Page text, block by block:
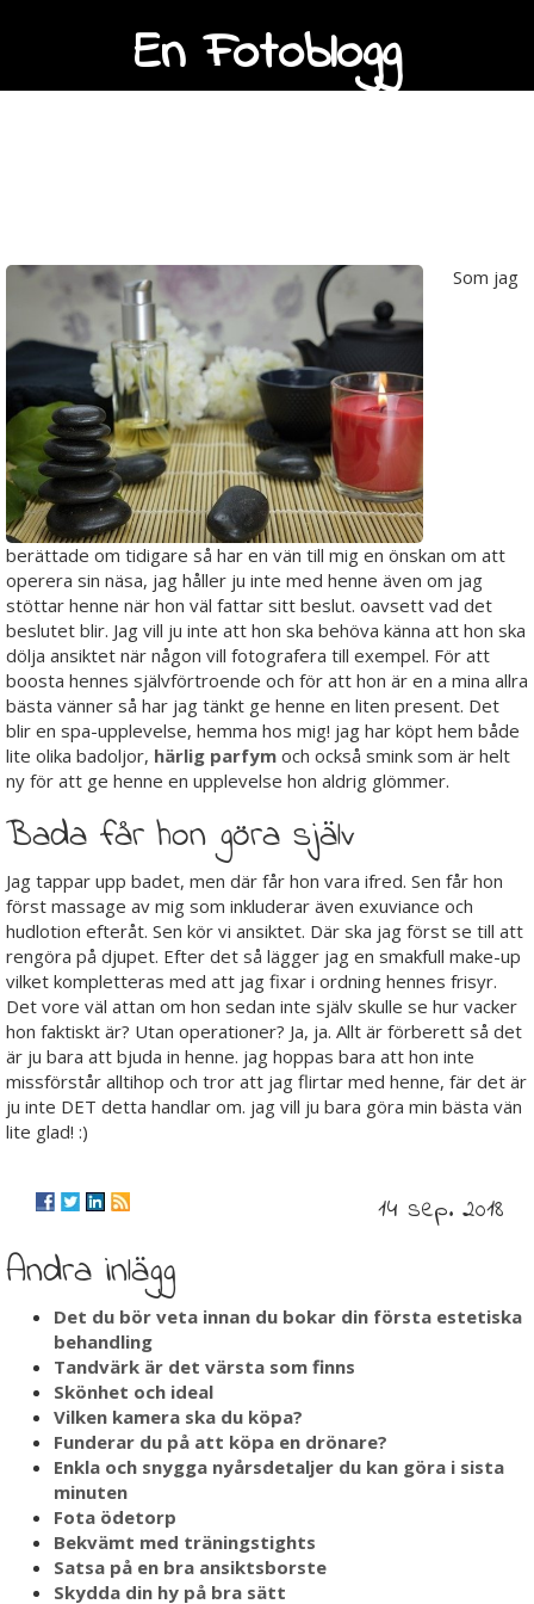
En Fotoblogg
Som jag
berättade om tidigare så har en vän till mig en önskan om att
operera sin näsa, jag håller ju inte med henne även om jag
stöttar henne när hon väl fattar sitt beslut. oavsett vad det
beslutet blir. Jag vill ju inte att hon ska behöva känna att hon ska
dölja ansiktet när någon vill fotografera till exempel. För att
boosta hennes självförtroende och för att hon är en a mina allra
bästa vänner så har jag tänkt ge henne en liten present. Det
blir en spa-upplevelse, hemma hos mig! jag har köpt hem både
lite olika badoljor, härlig parfym och också smink som är helt
ny för att ge henne en upplevelse hon aldrig glömmer.
Bada får hon göra själv
Jag tappar upp badet, men där får hon vara ifred. Sen får hon
först massage av mig som inkluderar även exuviance och
hudlotion efteråt. Sen kör vi ansiktet. Där ska jag först se till att
rengöra på djupet. Efter det så lägger jag en smakfull make-up
vilket kompletteras med att jag fixar i ordning hennes frisyr.
Det vore väl attan om hon sedan inte själv skulle se hur vacker
hon faktiskt är? Utan operationer? Ja, ja. Allt är förberett så det
är ju bara att bjuda in henne. jag hoppas bara att hon inte
missförstår alltihop och tror att jag flirtar med henne, fär det är
ju inte DET detta handlar om. jag vill ju bara göra min bästa vän
lite glad! :)
14 sep. 2018
Andra inlägg
Det du bör veta innan du bokar din första estetiska
behandling
Tandvärk är det värsta som finns
Skönhet och ideal
Vilken kamera ska du köpa?
Funderar du på att köpa en drönare?
Enkla och snygga nyårsdetaljer du kan göra i sista
minuten
Fota ödetorp
Bekvämt med träningstights
Satsa på en bra ansiktsborste
Skydda din hy på bra sätt